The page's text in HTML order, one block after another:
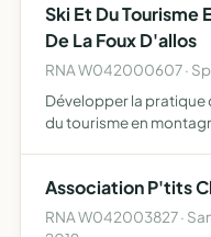
Ski Et Du Tourisme
De La Foux D'allos
RNA W042000607 ·
Développer la pratique
du tourisme en
Association P'tits
RNA W042003827 ·